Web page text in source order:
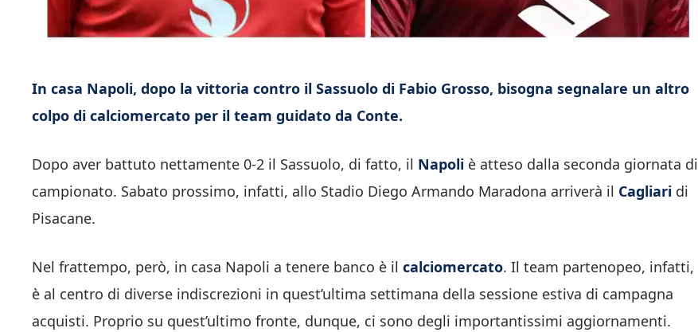
In casa Napoli, dopo la vittoria contro il Sassuolo di Fabio Grosso, bisogna segnalare un altro
colpo di calciomercato per il team guidato da Conte.
Dopo aver battuto nettamente 0-2 il Sassuolo, di fatto, il Napoli è atteso dalla seconda giornata di
campionato. Sabato prossimo, infatti, allo Stadio Diego Armando Maradona arriverà il Cagliari di
Pisacane.
Nel frattempo, però, in casa Napoli a tenere banco è il calciomercato. Il team partenopeo, infatti,
è al centro di diverse indiscrezioni in quest’ultima settimana della sessione estiva di campagna
acquisti. Proprio su quest’ultimo fronte, dunque, ci sono degli importantissimi aggiornamenti.